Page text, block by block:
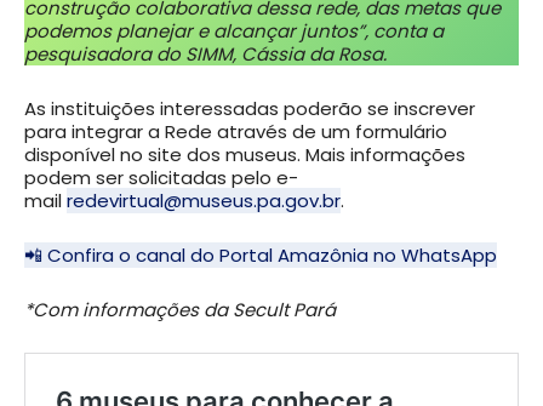
construção colaborativa dessa rede, das metas que
podemos planejar e alcançar juntos”, conta a
pesquisadora do SIMM, Cássia da Rosa.
As instituições interessadas poderão se inscrever
para integrar a Rede através de um formulário
disponível no site dos museus. Mais informações
podem ser solicitadas pelo e-
mailredevirtual@museus.pa.gov.br.
📲 Confira o canal do Portal Amazônia no WhatsApp
*Com informações da Secult Pará